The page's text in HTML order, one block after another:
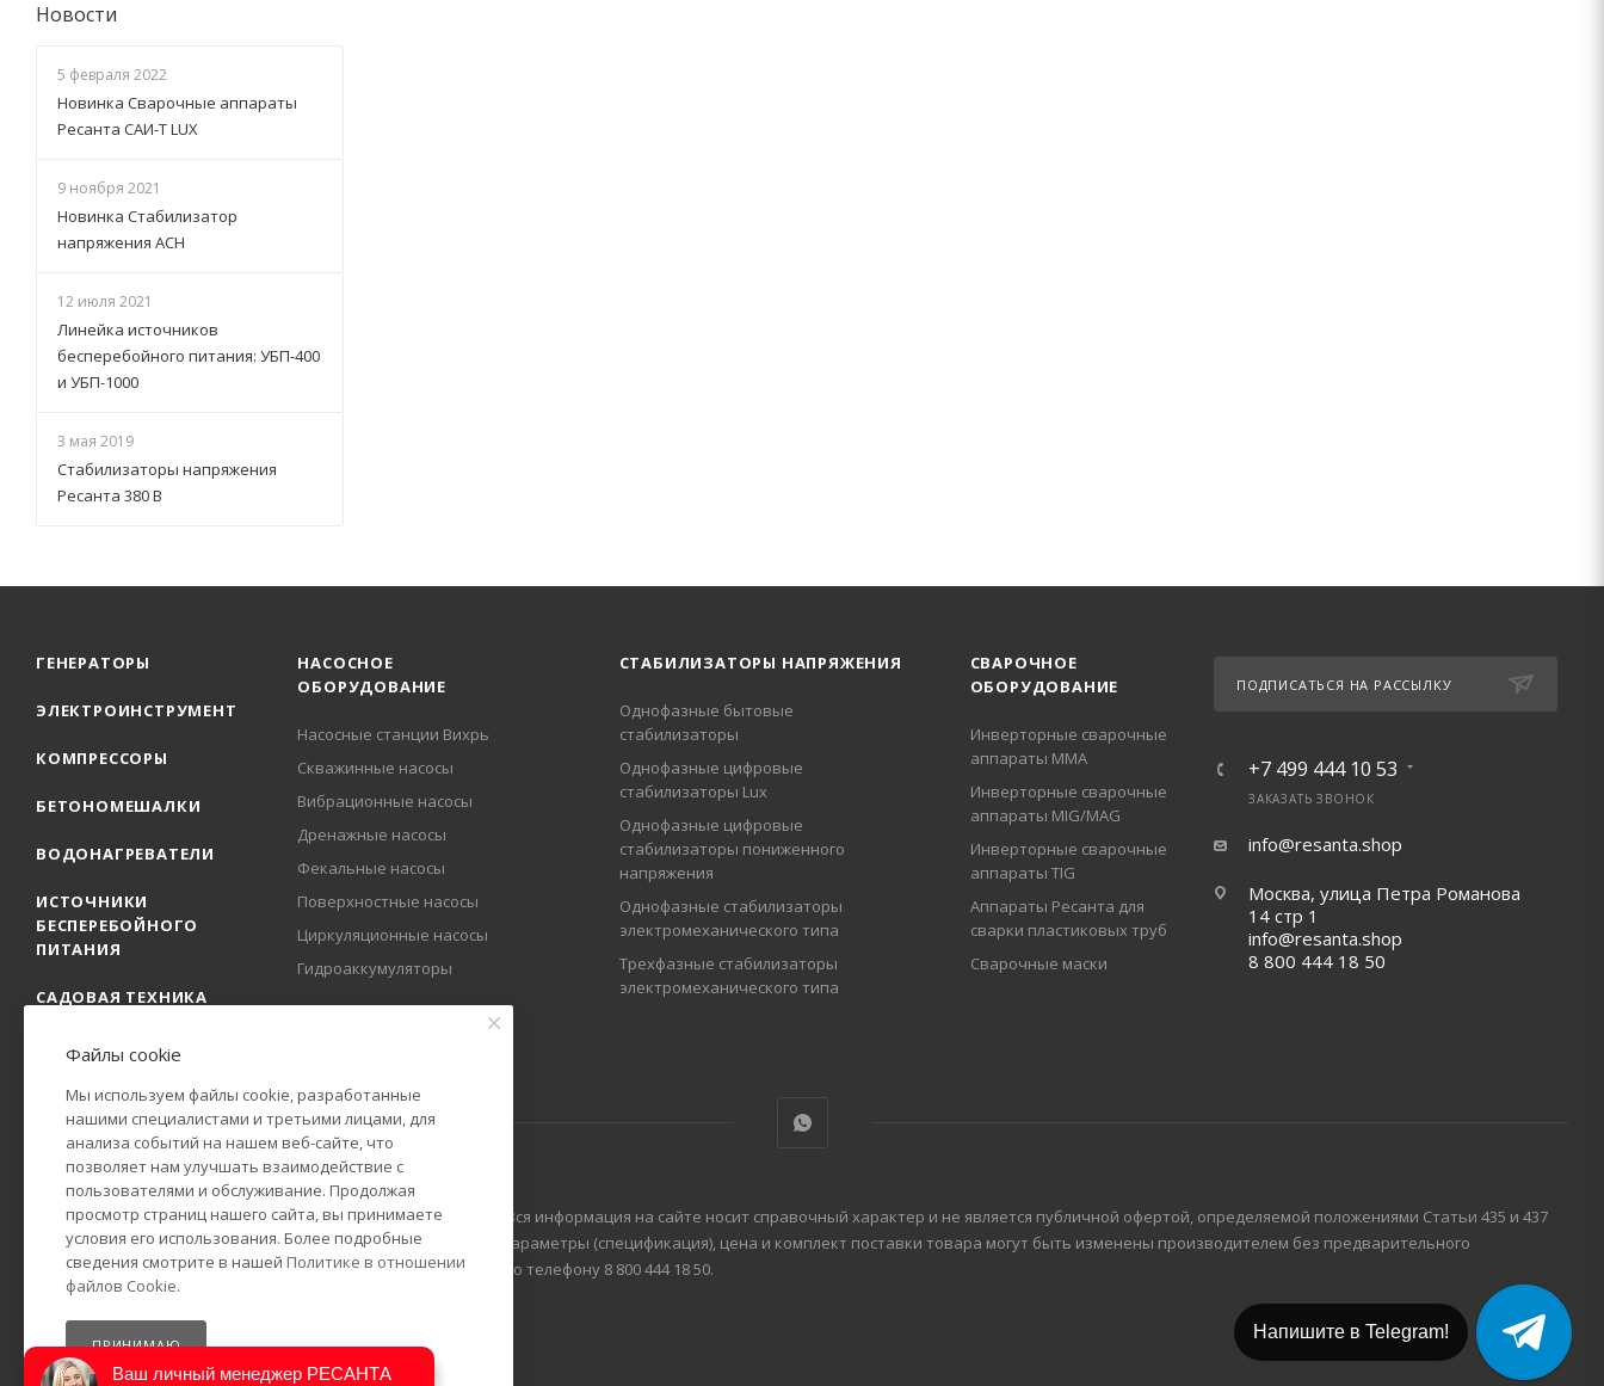
Новости
5 февраля 2022
Новинка Сварочные аппараты
Ресанта САИ-Т LUX
9 ноября 2021
Новинка Стабилизатор
напряжения АСН
12 июля 2021
Линейка источников
бесперебойного питания: УБП-400
и УБП-1000
3 мая 2019
Стабилизаторы напряжения
Ресанта 380 В
ГЕНЕРАТОРЫ
ЭЛЕКТРОИНСТРУМЕНТ
КОМПРЕССОРЫ
БЕТОНОМЕШАЛКИ
ВОДОНАГРЕВАТЕЛИ
ИСТОЧНИКИ
БЕСПЕРЕБОЙНОГО
ПИТАНИЯ
САДОВАЯ ТЕХНИКА
НАСОСНОЕ
ОБОРУДОВАНИЕ
Насосные станции Вихрь
Скважинные насосы
Вибрационные насосы
Дренажные насосы
Фекальные насосы
Поверхностные насосы
Циркуляционные насосы
Гидроаккумуляторы
СТАБИЛИЗАТОРЫ НАПРЯЖЕНИЯ
Однофазные бытовые
стабилизаторы
Однофазные цифровые
стабилизаторы Lux
Однофазные цифровые
стабилизаторы пониженного
напряжения
Однофазные стабилизаторы
электромеханического типа
Трехфазные стабилизаторы
электромеханического типа
СВАРОЧНОЕ
ОБОРУДОВАНИЕ
Инверторные сварочные
аппараты ММА
Инверторные сварочные
аппараты MIG/MAG
Инверторные сварочные
аппараты TIG
Аппараты Ресанта для
сварки пластиковых труб
Сварочные маски
ПОДПИСАТЬСЯ НА РАССЫЛКУ
+7 499 444 10 53
ЗАКАЗАТЬ ЗВОНОК
info@resanta.shop
Москва, улица Петра Романова
14 стр 1
info@resanta.shop
8 800 444 18 50
2009-2025 © Официальный представитель РЕСАНТА в России. Вся информация на сайте носит справочный характер и не является публичной офертой, определяемой положениями Статьи 435 и 437
Гражданского кодекса Российской Федерации. Технические параметры (спецификация), цена и комплект поставки товара могут быть изменены производителем без предварительного
уведомления. Уточняйте информацию у наших менеджеров по телефону 8 800 444 18 50.
Файлы cookie
Мы используем файлы cookie, разработанные
нашими специалистами и третьими лицами, для
анализа событий на нашем веб-сайте, что
позволяет нам улучшать взаимодействие с
пользователями и обслуживание. Продолжая
просмотр страниц нашего сайта, вы принимаете
условия его использования. Более подробные
сведения смотрите в нашей Политике в отношении
файлов Cookie.
ПРИНИМАЮ
Ваш личный менеджер РЕСАНТА
Напишите в Telegram!
Напишите в МАХ!